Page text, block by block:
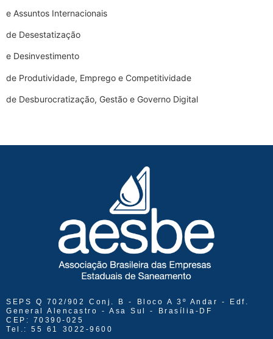
e Assuntos Internacionais
de Desestatização
e Desinvestimento
de Produtividade, Emprego e Competitividade
de Desburocratização, Gestão e Governo Digital
SEPS Q 702/902 Conj. B - Bloco A 3º Andar - Edf.
General Alencastro - Asa Sul - Brasília-DF
CEP: 70390-025
Tel.: 55 61 3022-9600